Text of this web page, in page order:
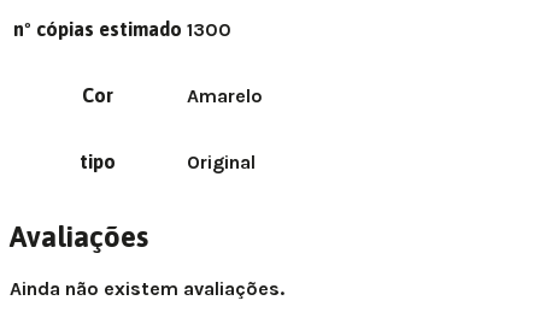
nº cópias estimado 1300
Cor Amarelo
tipo Original
Avaliações
Ainda não existem avaliações.